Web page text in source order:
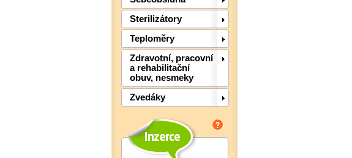
Sterilizátory
Teploměry
Zdravotní, pracovní
a rehabilitační
obuv, nesmeky
Zvedáky